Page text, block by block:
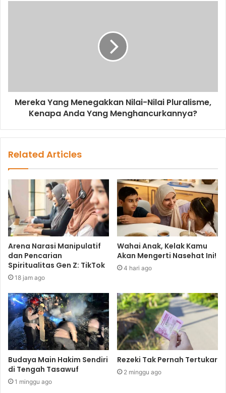
Mereka Yang Menegakkan Nilai-Nilai Pluralisme,
Kenapa Anda Yang Menghancurkannya?
Related Articles
Arena Narasi Manipulatif
dan Pencarian
Spiritualitas Gen Z: TikTok
18 jam ago
Wahai Anak, Kelak Kamu
Akan Mengerti Nasehat Ini!
4 hari ago
Budaya Main Hakim Sendiri
di Tengah Tasawuf
1 minggu ago
Rezeki Tak Pernah Tertukar
2 minggu ago